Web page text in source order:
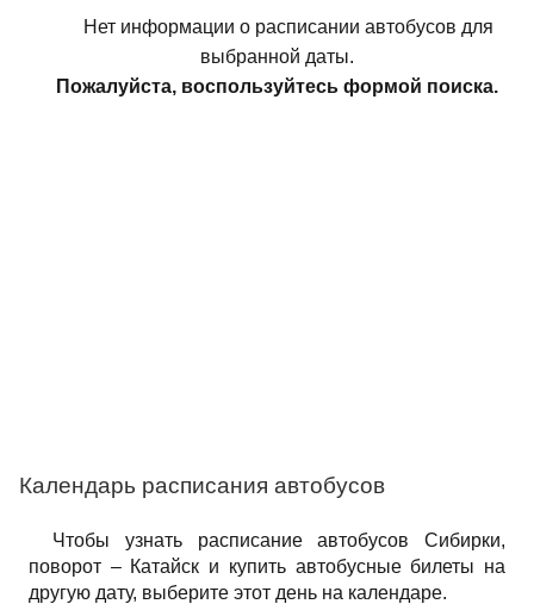
Нет информации о расписании автобусов для
выбранной даты.
Пожалуйста, воспользуйтесь формой поиска.
Календарь расписания автобусов
Чтобы узнать расписание автобусов Сибирки,
поворот – Катайск и купить автобусные билеты на
другую дату, выберите этот день на календаре.